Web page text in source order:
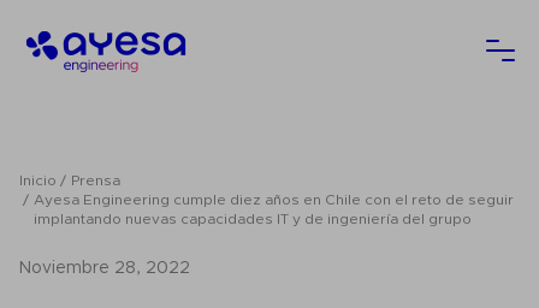
Ayesa
Inicio
Prensa
Ayesa Engineering cumple diez años en Chile con el reto de seguir
implantando nuevas capacidades IT y de ingeniería del grupo
noviembre 28, 2022